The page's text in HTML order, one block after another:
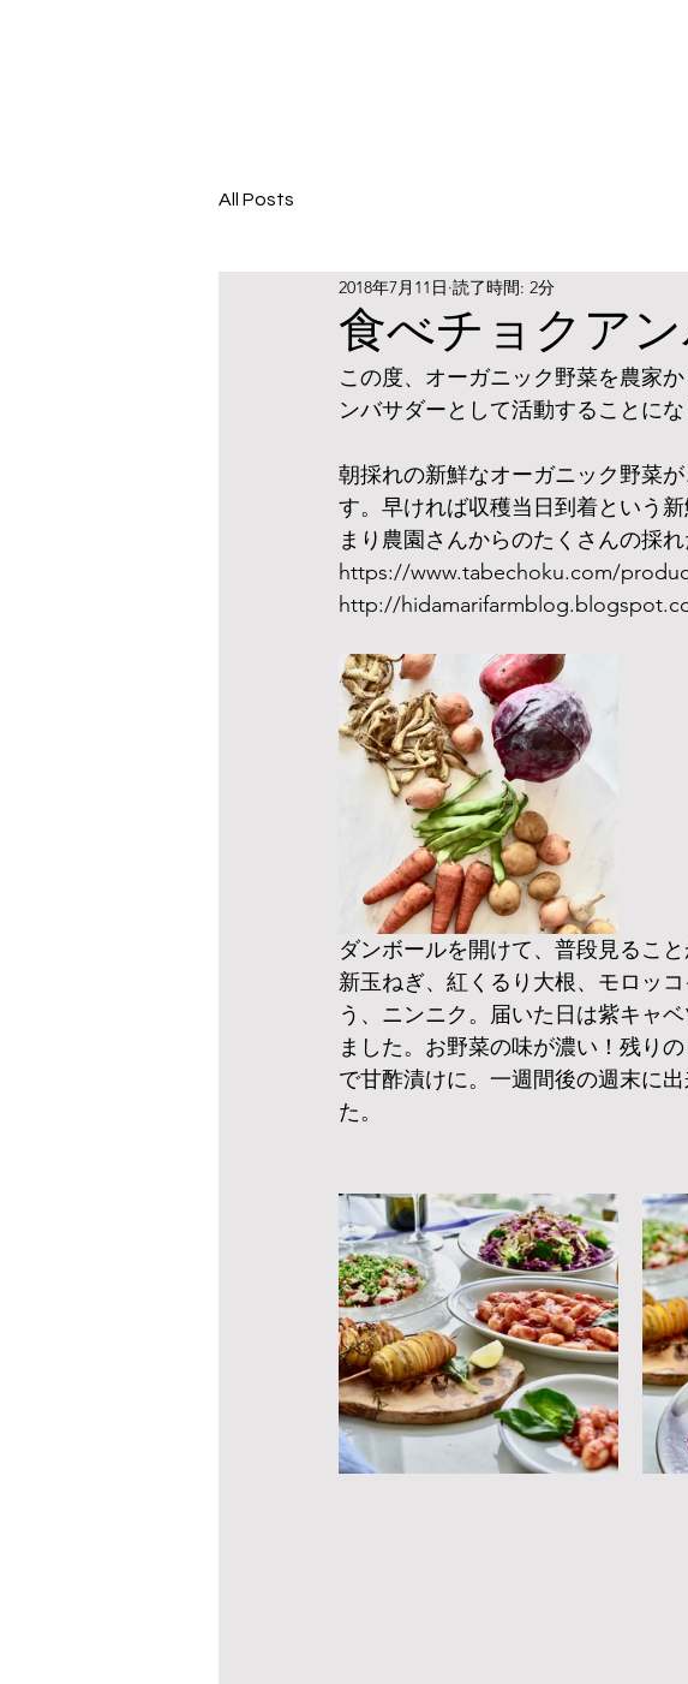
All Posts
食べチョクア
2018年7月11日 読了時間: 2分
この度、オーガニック野菜を農家
ンバサダーとして活動することに
朝採れの新鮮なオーガニック野菜
す。早ければ収穫当日到着という
まり農園さんからのたくさんの採れ
https://www.tabechoku.com/
http://
ダンボールを開けて、普段見るこ
新玉ねぎ、紅くるり大根、モロッ
う、ニンニク。届いた日は紫キャ
ました。お野菜の味が濃い！残り
で甘酢漬けに。一週間後の週末に
た。